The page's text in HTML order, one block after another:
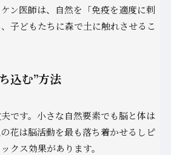
ン医師は、自然を「免疫を適度に刺
子どもたちに森で土に触れさせるこ
込む”方法
です。小さな自然要素でも脳と体は
花は脳活動を最も落ち着かせるしピ
クス効果があります。